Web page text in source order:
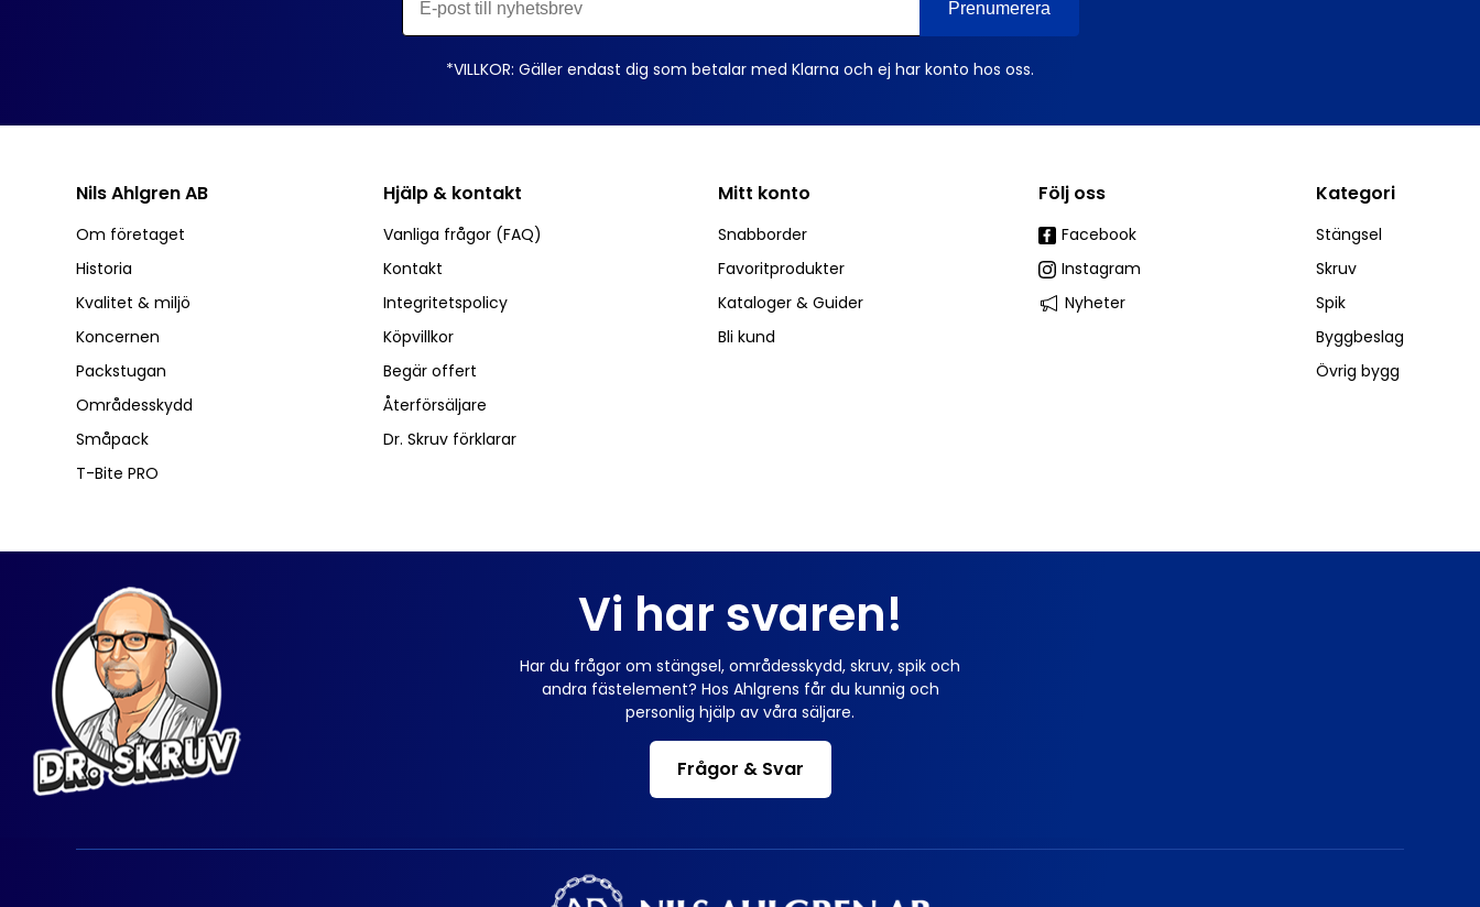
*VILLKOR: Gäller endast dig som betalar med Klarna och ej har konto hos oss.
Nils Ahlgren AB
Om företaget
Historia
Kvalitet & miljö
Koncernen
Packstugan
Områdesskydd
Småpack
T-Bite PRO
Hjälp & kontakt
Vanliga frågor (FAQ)
Kontakt
Integritetspolicy
Köpvillkor
Begär offert
Återförsäljare
Dr. Skruv förklarar
Mitt konto
Snabborder
Favoritprodukter
Kataloger & Guider
Bli kund
Följ oss
Facebook
Instagram
Nyheter
Kategori
Stängsel
Skruv
Spik
Byggbeslag
Övrig bygg
Vi har svaren!
Har du frågor om stängsel, områdesskydd, skruv, spik och
andra fästelement? Hos Ahlgrens får du kunnig och
personlig hjälp av våra säljare.
Frågor & Svar